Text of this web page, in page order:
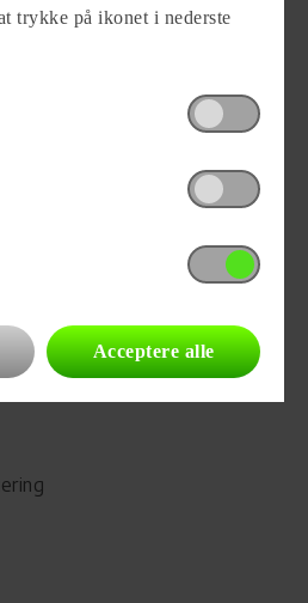
trykke på ikonet i nederste
Acceptere alle